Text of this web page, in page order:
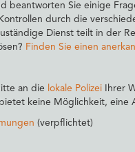
beantworten Sie einige
durch die
Dienst teilt in der
Finden Sie einen
an die lokale Polizei Ihrer
keine Möglichkeit,
(verpflichtet)